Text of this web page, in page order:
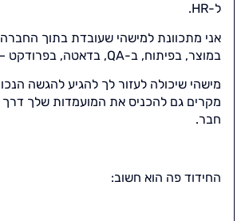
ל-HR.
אני מתכוונת למישהי שעובדת בתוך החברה
במוצר, בפיתוח, ב-QA, בדאטה, בפרודקט – לא משנה.
מישהי שיכולה לעזור לך להגיע להגשה
מקרים גם להכניס את המועמדות שלך
חבר.
החידוד פה הוא חשוב: